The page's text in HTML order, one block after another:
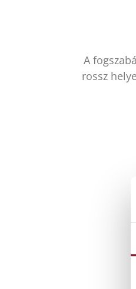
A
rossz